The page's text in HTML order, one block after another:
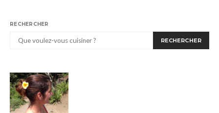
RECHERCHER
RECHERCHER